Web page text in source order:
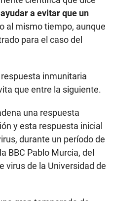
a evitar que un
al mismo tiempo, aunque
para el caso del
inmunitaria
que entre la siguiente.
una respuesta
y esta respuesta inicial
durante un período de
BBC Pablo Murcia, del
virus de la Universidad de